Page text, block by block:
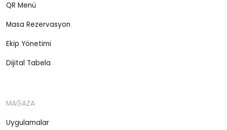
QR Menü
Masa Rezervasyon
Ekip Yönetimi
Dijital Tabela
MAĞAZA
Uygulamalar